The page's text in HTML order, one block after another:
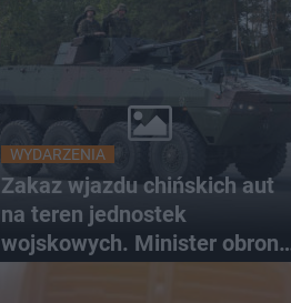
WYDARZENIA
Zakaz wjazdu chińskich aut
na teren jednostek
wojskowych. Minister obrony